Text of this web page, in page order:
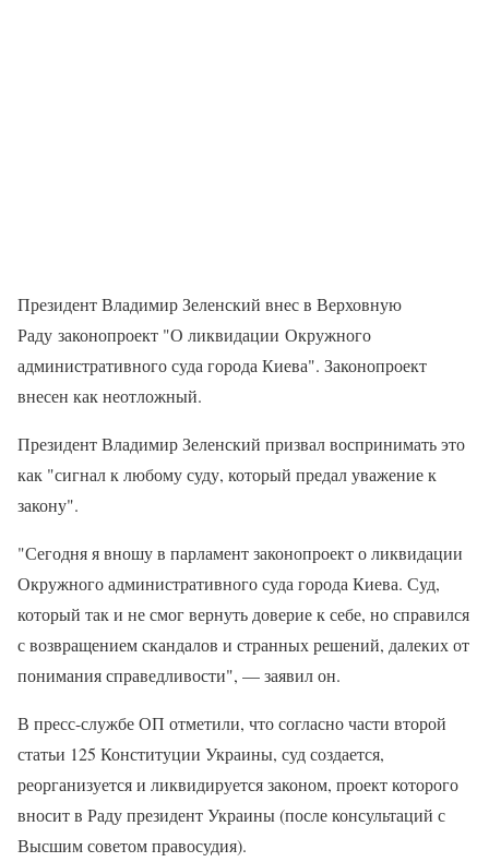
Президент Владимир Зеленский внес в Верховную
Раду законопроект "О ликвидации Окружного
административного суда города Киева". Законопроект
внесен как неотложный.
Президент Владимир Зеленский призвал воспринимать это
как "сигнал к любому суду, который предал уважение к
закону".
"Сегодня я вношу в парламент законопроект о ликвидации
Окружного административного суда города Киева. Суд,
который так и не смог вернуть доверие к себе, но справился
с возвращением скандалов и странных решений, далеких от
понимания справедливости", — заявил он.
В пресс-службе ОП отметили, что согласно части второй
статьи 125 Конституции Украины, суд создается,
реорганизуется и ликвидируется законом, проект которого
вносит в Раду президент Украины (после консультаций с
Высшим советом правосудия).